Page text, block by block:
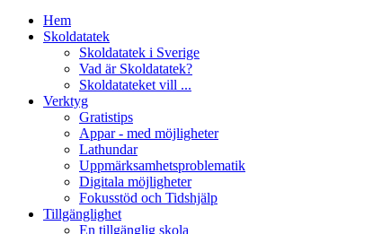
Hem
Skoldatatek
Skoldatatek i Sverige
Vad är Skoldatatek?
Skoldatateket vill ...
Verktyg
Gratistips
Appar - med möjligheter
Lathundar
Uppmärksamhetsproblematik
Digitala möjligheter
Fokusstöd och Tidshjälp
Tillgänglighet
En tillgänglig skola